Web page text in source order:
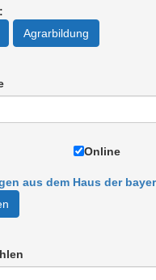
:
Agrarbildung
Online
aus dem Haus der